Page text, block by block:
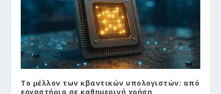
Το μέλλον των κβαντικών υπολογιστών: από
εργαστήρια σε καθημερινή χρήση